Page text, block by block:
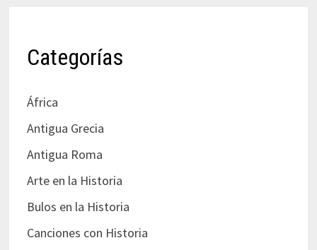
Categorías
África
Antigua Grecia
Antigua Roma
Arte en la Historia
Bulos en la Historia
Canciones con Historia